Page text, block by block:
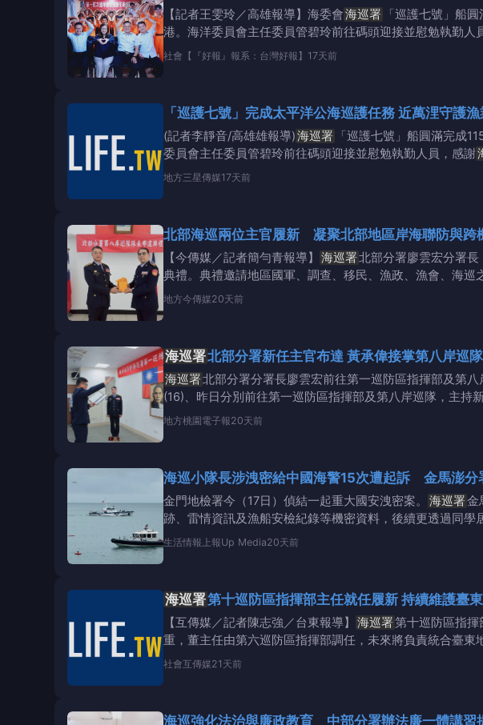
【記者王雯玲／高雄報導】海委會海巡署
「巡護七號」船
港。海洋委員會主任委員管碧玲前往碼頭迎接並慰勉執勤人
社會 【『好報』報系：台灣好報】 17天前
「巡護七號」完成太平洋公海巡護任務
(記者李靜音/高雄雄報導)海巡署
「巡護七號」船圓滿完成
委員會主任委員管碧玲前往碼頭迎接並慰勉執勤人員，感謝
地方三星傳媒17天前
北部海巡兩位主官履新 凝聚北部地區岸海聯防與跨
【今傳媒／記者簡勻青報導】 海巡署北部分署廖雲宏分署
典禮。典禮邀請地區國軍、調查、移民、漁政、漁會、海
海聯防與跨機關
地方今傳媒20天前
海巡署北部分署新任主官布達 黃承偉接掌第八岸巡
海巡署北部分署分署長廖雲宏前往第一巡防區指揮部及第
(16)、昨日分別前往第一巡防區指揮部及第八岸巡隊，主
地方桃園電子報20天前
海巡小隊長涉洩密給中國海警15次遭起訴 金馬澎分
金門地檢署今（17日）偵結一起重大國安洩密案。 海巡署金
跡、雷情資訊及漁船安檢紀錄等機密資料，後續更透過同
嫌，今對2
生活情報 上報Up Media20天前
海巡署 第十巡防區指揮部主任就任履新 持
【互傳媒／記者陳志強／台東報導】 海巡署第十巡防區指揮
重，董主任由第六巡防區指揮部調任，未來將負責統合臺
班畢業，曾任
社會互傳媒21天前
海巡強化法治與廉政教育 中部分署辦法廉一體講習